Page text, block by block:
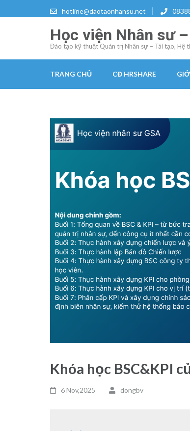
to
Enter)
hotline@daotaonhansu.net
Học viện Nhân sư
Đào tạo kỹ thuật Quản trị Nhân sự – Tái tạo, Hệ
TRANG CHỦ CĐ HRSHARE
Khóa học BSC&KPI
6 Nov,2025 dongbv